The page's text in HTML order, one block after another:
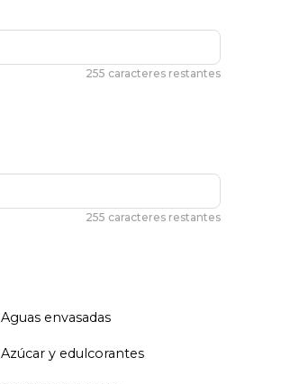
255 caracteres restantes
255 caracteres restantes
Aguas envasadas
Azúcar y edulcorantes